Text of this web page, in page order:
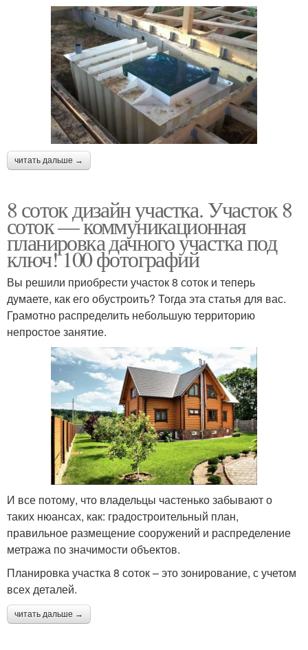
читать дальше →
8 соток дизайн участка. Участок 8
соток — коммуникационная
планировка дачного участка под
ключ! 100 фотографий
Вы решили приобрести участок 8 соток и теперь
думаете, как его обустроить? Тогда эта статья для вас.
Грамотно распределить небольшую территорию
непростое занятие.
И все потому, что владельцы частенько забывают о
таких нюансах, как: градостроительный план,
правильное размещение сооружений и распределение
метража по значимости объектов.
Планировка участка 8 соток – это зонирование, с учетом
всех деталей.
читать дальше →